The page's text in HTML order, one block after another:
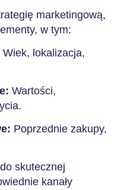
marketingową,
w tym:
Wiek, lokalizacja,
Wartości,
Poprzednie zakupy,
skutecznej
kanały